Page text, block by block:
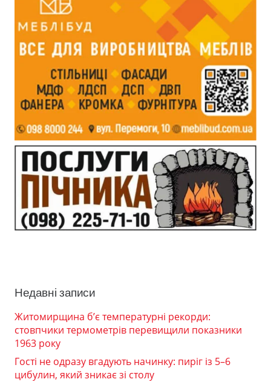
Недавні записи
Житомирщина б’є температурні рекорди:
стовпчики термометрів перевищили показники
1963 року
Гості не одразу вгадують начинку: пиріг із 5–6
цибулин, який зникає зі столу